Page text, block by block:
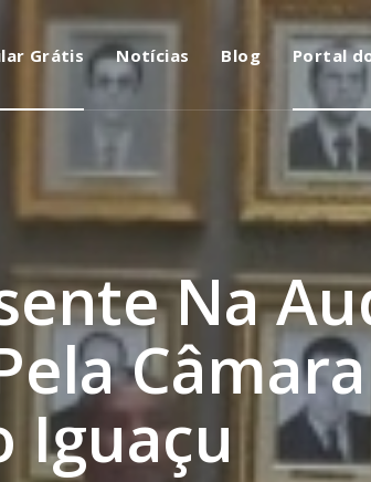
Grátis Notícias Blog Portal
Na
Câmara
Iguaçu